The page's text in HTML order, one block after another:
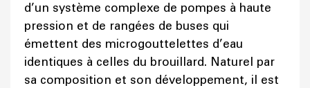
d’un système complexe de pompes à haute
pression et de rangées de buses qui
émettent des microgouttelettes d’eau
identiques à celles du brouillard. Naturel par
sa composition et son développement, il est